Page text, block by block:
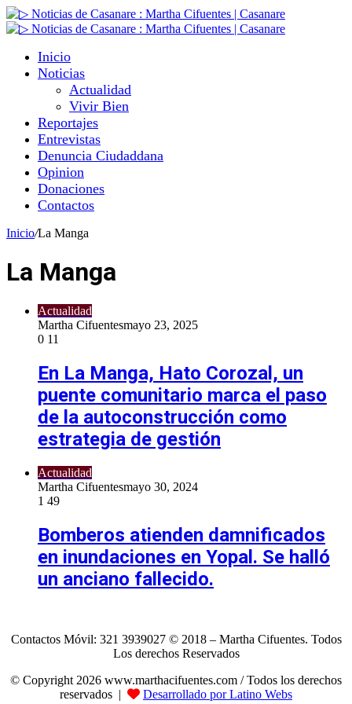
Inicio
Noticias
Actualidad
Vivir Bien
Reportajes
Entrevistas
Denuncia Ciudaddana
Opinion
Donaciones
Contactos
Inicio/La Manga
La Manga
Actualidad
Martha Cifuentesmayo 23, 2025
0 11
En La Manga, Hato Corozal, un
puente comunitario marca el paso
de la autoconstrucción como
estrategia de gestión
Actualidad
Martha Cifuentesmayo 30, 2024
1 49
Bomberos atienden damnificados
en inundaciones en Yopal. Se halló
un anciano fallecido.
Contactos Móvil: 321 3939027 © 2018 – Martha Cifuentes. Todos
Los derechos Reservados
© Copyright 2026 www.marthacifuentes.com / Todos los derechos
reservados |
Desarrollado por Latino Webs